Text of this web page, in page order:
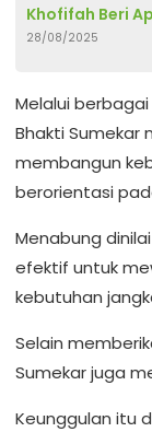
Khofifah Beri
Sumenep
28/08/2025
Melalui
Bhakti Sumekar
membangun
berorientasi
Menabung
efektif untuk
kebutuhan
Selain
Sumekar juga
Keunggulan itu